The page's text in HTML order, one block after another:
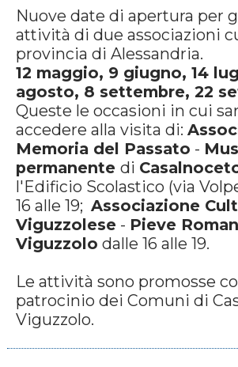
Nuove date di apertura per
attività di due associazioni
provincia di Alessandria.
12 maggio, 9 giugno, 14
agosto, 8 settembre, 22
Queste le occasioni in cui
accedere alla visita di:
Memoria del Passato -
permanente di
l'Edificio Scolastico (via
16 alle 19; Associazione
Viguzzolese - Pieve
Viguzzolo dalle 16 alle 19.
Le attività sono promosse
patrocinio dei Comuni di
Viguzzolo.